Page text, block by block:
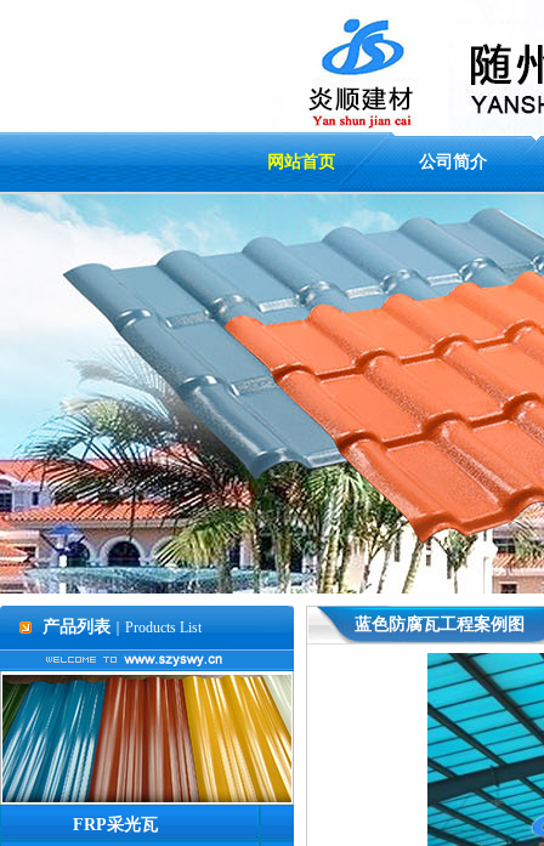
网站首页 公司简介
产品列表 ｜Products List
FRP采光瓦
蓝色防腐瓦工程案例图